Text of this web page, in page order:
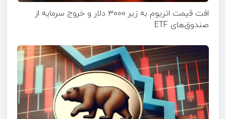
افت قیمت اتریوم به زیر ۳۰۰۰ دلار و خروج سرمایه از
صندوق‌های ETF